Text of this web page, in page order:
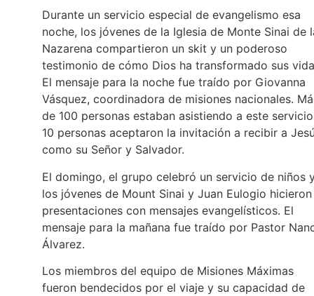
Durante un servicio especial de evangelismo esa
noche, los jóvenes de la Iglesia de Monte Sinai de
Nazarena compartieron un skit y un poderoso
testimonio de cómo Dios ha transformado sus
El mensaje para la noche fue traído por Giovanna
Vásquez, coordinadora de misiones nacionales.
de 100 personas estaban asistiendo a este
10 personas aceptaron la invitación a recibir a
como su Señor y Salvador.
El domingo, el grupo celebró un servicio de niños
los jóvenes de Mount Sinai y Juan Eulogio hicieron
presentaciones con mensajes evangelísticos. El
mensaje para la mañana fue traído por Pastor
Álvarez.
Los miembros del equipo de Misiones Máximas
fueron bendecidos por el viaje y su capacidad de